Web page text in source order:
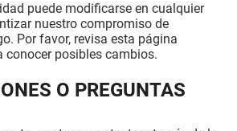
puede modificarse en cualquier
nuestro compromiso de
Por favor, revisa esta página
conocer posibles cambios.
O PREGUNTAS